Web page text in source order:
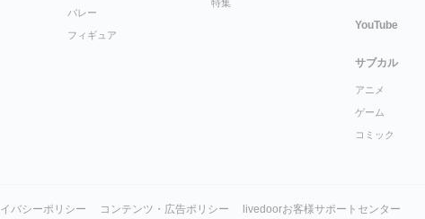
バレー
フィギュア
特集
YouTube
サブカル
アニメ
ゲーム
コミック
バシーポリシー コンテンツ・広告ポリシー livedoorお客様サポートセンター